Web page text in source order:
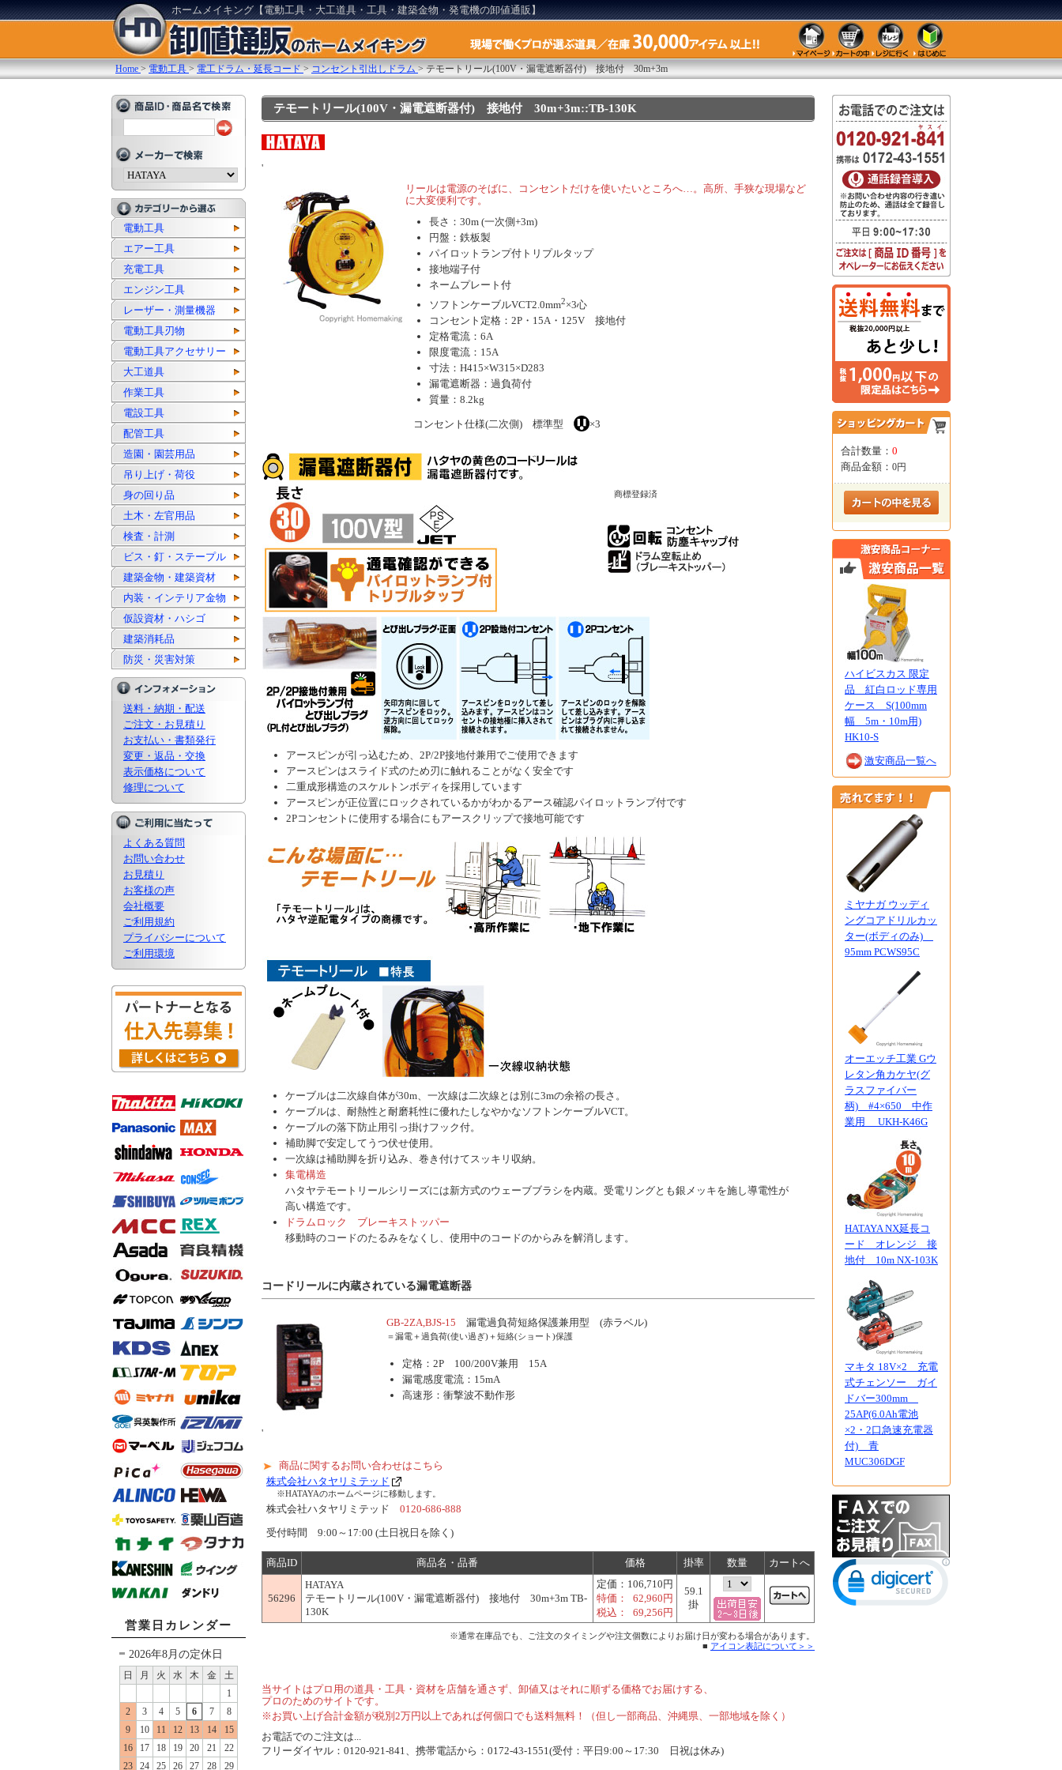
ホームメイキング【電動工具・大工道具・工具・建築金物・発電機の卸値通販】
Home >電動工具 >電工ドラム・延長コード >コンセント引出しドラム >テモートリール(100V・漏電遮断器付) 接地付 30m+3m
電動工具
エアー工具
充電工具
エンジン工具
レーザー・測量機器
電動工具刃物
電動工具アクセサリー
大工道具
作業工具
電設工具
配管工具
造園・園芸用品
吊り上げ・荷役
身の回り品
土木・左官用品
検査・計測
ビス・釘・ステープル
建築金物・建築資材
内装・インテリア金物
仮設資材・ハシゴ
建築消耗品
防災・災害対策
送料・納期・配送
ご注文・お見積り
お支払い・書類発行
変更・返品・交換
表示価格について
修理について
よくある質問
お問い合わせ
お見積り
お客様の声
会社概要
ご利用規約
プライバシーについて
ご利用環境
営業日カレンダー
2026年8月の定休日
日 月 火 水 木 金
土
1
2
3 4 5 6 7
8
9
10 11 12 13 14
15
16
17 18 19 20 21
22
23
24 25 26 27 28 29
テモートリール(100V・漏電遮断器付) 接地付 30m+3m::TB-130K
'
リールは電源のそばに、コンセントだけを使いたいところへ…。高所、手狭な現場など
に大変便利です。
長さ：30m (一次側+3m)
円盤：鉄板製
パイロットランプ付トリプルタップ
接地端子付
ネームプレート付
ソフトンケーブルVCT2.0mm2×3心
コンセント定格：2P・15A・125V 接地付
定格電流：6A
限度電流：15A
寸法：H415×W315×D283
漏電遮断器：過負荷付
質量：8.2kg
コンセント仕様(二次側) 標準型 ×3
商標登録済
アースピンが引っ込むため、2P/2P接地付兼用でご使用できます
アースピンはスライド式のため刃に触れることがなく安全です
二重成形構造のスケルトンボディを採用しています
アースピンが正位置にロックされているかがわかるアース確認パイロットランプ付です
2Pコンセントに使用する場合にもアースクリップで接地可能です
ケーブルは二次線自体が30m、一次線は二次線とは別に3mの余裕の長さ。
ケーブルは、耐熱性と耐磨耗性に優れたしなやかなソフトンケーブルVCT。
ケーブルの落下防止用引っ掛けフック付。
補助脚で安定してうつ伏せ使用。
一次線は補助脚を折り込み、巻き付けてスッキリ収納。
集電構造
ハタヤテモートリールシリーズには新方式のウェーブブラシを内蔵。受電リングとも銀メッキを施し導電性が
高い構造です。
ドラムロック ブレーキストッパー
移動時のコードのたるみをなくし、使用中のコードのからみを解消します。
コードリールに内蔵されている漏電遮断器
GB-2ZA,BJS-15 漏電過負荷短絡保護兼用型 (赤ラベル)
＝漏電＋過負荷(使い過ぎ)＋短絡(ショート)保護
定格：2P 100/200V兼用 15A
漏電感度電流：15mA
高速形：衝撃波不動作形
'
商品に関するお問い合わせはこちら
株式会社ハタヤリミテッド
※HATAYAのホームページに移動します。
株式会社ハタヤリミテッド 0120-686-888
受付時間 9:00～17:00 (土日祝日を除く)
商品ID 商品名・品番 価格 掛率 数量 カートへ
56296
HATAYA
テモートリール(100V・漏電遮断器付) 接地付 30m+3m TB-
130K
定価： 106,710円
特価：
62,960円
税込：
69,256円
59.1
掛
※通常在庫品でも、ご注文のタイミングや注文個数によりお届け日が変わる場合があります。
■ アイコン表記について＞＞
当サイトはプロ用の道具・工具・資材を店舗を通さず、卸値又はそれに順ずる価格でお届けする、
プロのためのサイトです。
※お買い上げ合計金額が税別2万円以上であれば何個口でも送料無料！（但し一部商品、沖縄県、一部地域を除く）
お電話でのご注文は...
フリーダイヤル：0120-921-841、携帯電話から：0172-43-1551(受付：平日9:00～17:30 日祝は休み)
合計数量： 0
商品金額： 0円
ハイビスカス 限定
品 紅白ロッド専用
ケース S(100mm
幅 5m・10m用)
HK10-S
激安商品一覧へ
ミヤナガ ウッディ
ングコアドリルカッ
ター(ボディのみ)
95mm PCWS95C
オーエッチ工業 Gウ
レタン角カケヤ(グ
ラスファイバー
柄) #4×650 中作
業用 UKH-K46G
HATAYA NX延長コ
ード オレンジ 接
地付 10m NX-103K
マキタ 18V×2 充電
式チェンソー ガイ
ドバー300mm
25AP(6.0Ah電池
×2・2口急速充電器
付) 青
MUC306DGF